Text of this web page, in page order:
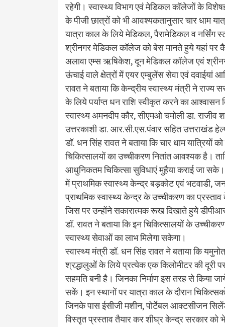
रहेगी। स्वास्थ्य विभाग एवं मेडिकल कॉलेजों के
के पीजी छात्रों को भी आवश्यकतानुसार चार धाम
यात्रा काल के लिये मेडिकल, पैरामेडिकल व नर्सिंग
श्रीनगर मेडिकल कॉलेज को बेस मानते हुये यहां पर
अलावा एम्स ऋषिकेश, दून मेडिकल कॉलेज एवं
ऊंचाई वाले क्षेत्रों में एयर एम्बुलेंस सेवा एवं
रावत ने बताया कि केन्द्रीय स्वास्थ्य मंत्री ने
के लिये पर्याप्त धन राशि स्वीकृत करने का
स्वास्थ्य अमनदीप कौर, सीएमओ चमोली डा. राजीव
उत्तरकाशी डा. आर.सी.एस.पंवार सहित उत्तराखंड
डॉ. धन सिंह रावत ने बताया कि चार धाम यात्रियों
चिकित्सालयों का उच्चीकरण नितांत आवश्यक है।
आधुनिकतम चिकित्सा सुविधाएं मुहैया कराई जा
में प्राथमिक स्वास्थ्य केन्द्र बड़कोट एवं भटवाडी,
प्राथमिक स्वास्थ्य केन्द्र के उच्चीकरण का प्रस्ताव
जिस पर उन्होंने सकारात्मक रूख दिखाते हुये
डॉ. रावत ने बताया कि इन चिकित्सालयों के
स्वास्थ्य सेवाओं का लाभ मिलेगा सकेगा।
स्वास्थ्य मंत्री डॉ. धन सिंह रावत ने बताया कि
श्रद्धालुओं के लिये प्रत्येक एक किलोमीटर की दूरी
सहमति बनी है। जिनका निर्माण इस तरह से किया
सकें। इन स्थानों पर यात्रा काल के दौरान
जिनके पास ईसीजी मशीन, पोर्टेबल आक्टसीजन
विस्तृत प्रस्ताव तैयार कर शीघ्र केन्द्र सरकार को